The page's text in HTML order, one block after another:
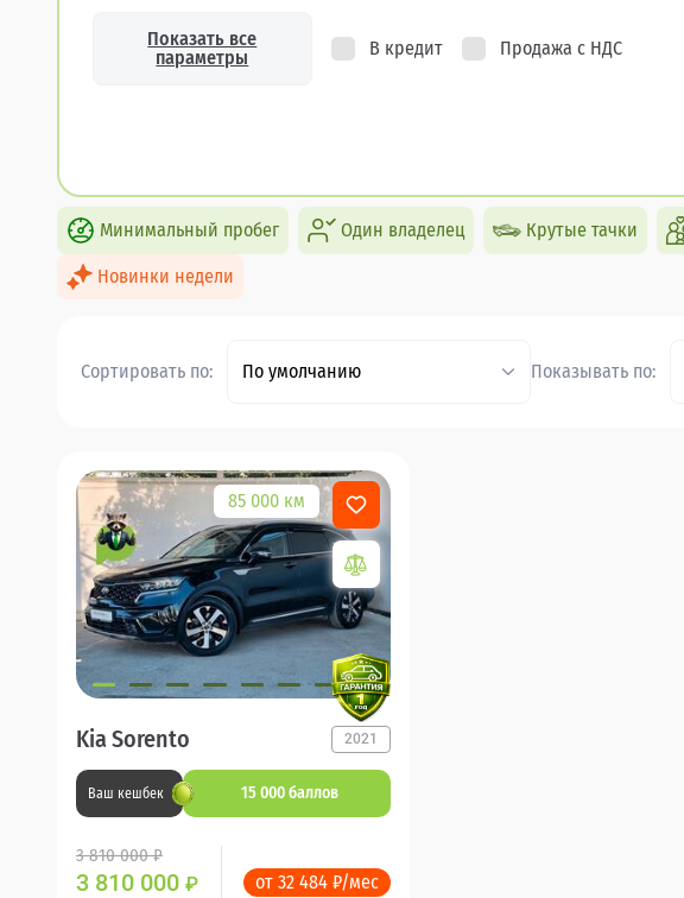
Показать все
параметры
В кредит Продажа с НДС
Минимальный пробег Один владелец Крутые тачки
Новинки недели
Сортировать по: По умолчанию Показывать по:
85 000 км
Kia Sorento 2021
Ваш кешбек 15 000 баллов
3 810 000 ₽
3 810 000 ₽ от 32 484 ₽/мес